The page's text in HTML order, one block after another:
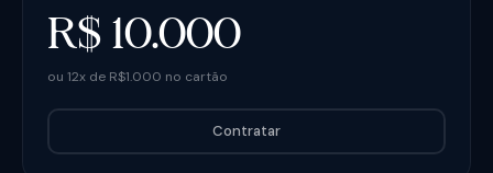
R$ 10.000
ou 12x de R$1.000 no cartão
Contratar